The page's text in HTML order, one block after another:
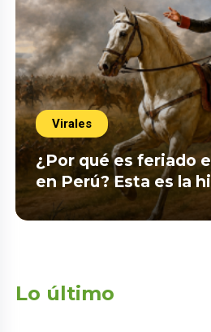
Virales
¿Por qué es feriado
en Perú? Esta es la
Lo último